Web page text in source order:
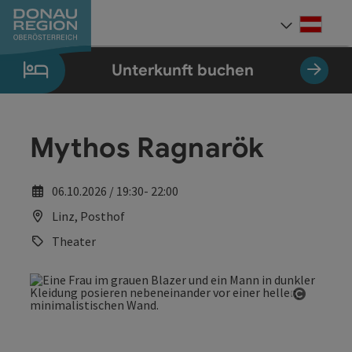
Zum Inhalt
Zur Navigation
Zum Seitenanfang
Zur Kontaktseite
Zum Impressum
Zur Startseite
Unterkunft buchen
Mythos Ragnarök
06.10.2026 / 19:30- 22:00
Linz, Posthof
Theater